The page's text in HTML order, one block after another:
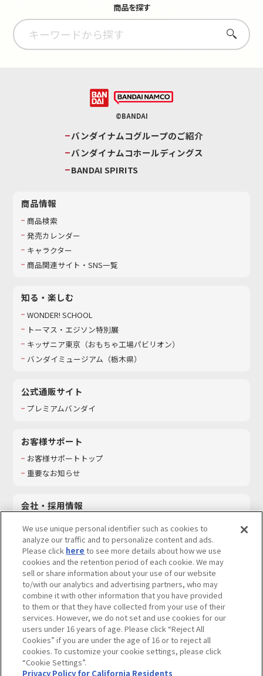
商品を探す
さがす
©BANDAI
バンダイナムコグループのご紹介
バンダイナムコホールディングス
BANDAI SPIRITS
商品情報
商品検索
発売カレンダー
キャラクター
商品関連サイト・SNS一覧
知る・楽しむ
WONDER! SCHOOL
トーマス・エジソン特別展
キッザニア東京（おもちゃ工場パビリオン）​
バンダイミュージアム（栃木県）
公式通販サイト
プレミアムバンダイ
お客様サポート
お客様サポートトップ
重要なお知らせ
会社・採用情報
採用情報
サステナビリティ
お問い合わせ
ウェブサイトご利用条件 ソーシャルメディアポリシー
個人情報及び特定個人情報等の取り扱いに関する保護方針
Do Not Sell or Share My Personal Information著作権・商標について
カスタマーハラスメントに対する基本的な対応方針
We use unique personal identifier such as cookies to
analyze our traffic and to personalize content and ads.
Please click here to see more details about how we use
cookies and the retention period of each cookie. We may
sell or share information about your use of our website
to/with our analytics and advertising partners, who may
combine it with other information that you have provided
to them or that they have collected from your use of their
services. However, we do not set and use cookies for our
users under 16 years of age. Please click “Reject All
Cookies” if you are under the age of 16 or to reject all
cookies. To customize your cookie settings, please click
“Cookie Settings”.
Privacy Policy for California Residents